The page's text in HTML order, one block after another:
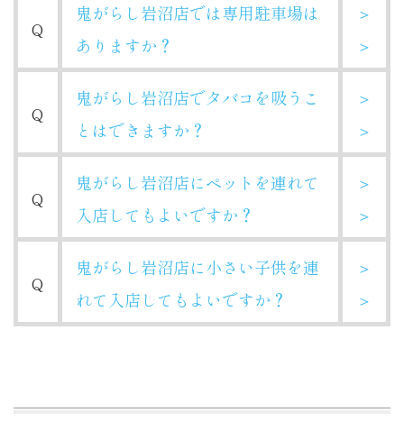
Q
鬼がらし岩沼店では専用駐車場は
ありますか？
＞
＞
Q
鬼がらし岩沼店でタバコを吸うこ
とはできますか？
＞
＞
Q
鬼がらし岩沼店にペットを連れて
入店してもよいですか？
＞
＞
Q
鬼がらし岩沼店に小さい子供を連
れて入店してもよいですか？
＞
＞